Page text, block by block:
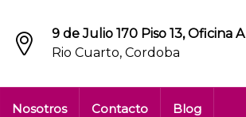
9 de Julio 170 Piso 13, Oficina A
Rio Cuarto, Cordoba
Nosotros Contacto Blog